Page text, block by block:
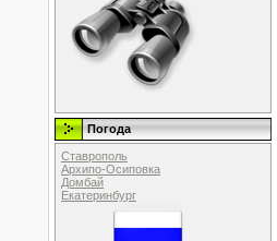
Погода
Ставрополь
Архипо-Осиповка
Домбай
Екатеринбург